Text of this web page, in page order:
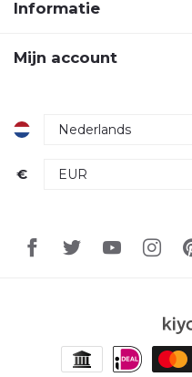
Informatie
Mijn account
€